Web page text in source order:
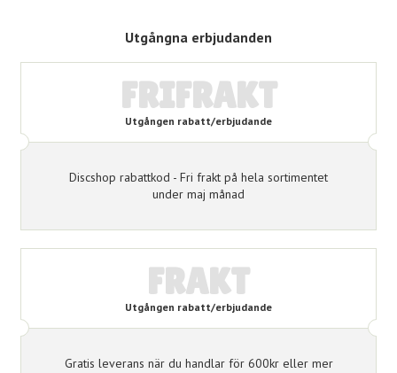
Utgångna erbjudanden
FRIFRAKT
Utgången rabatt/erbjudande
Discshop rabattkod - Fri frakt på hela sortimentet
under maj månad
FRAKT
Utgången rabatt/erbjudande
Gratis leverans när du handlar för 600kr eller mer